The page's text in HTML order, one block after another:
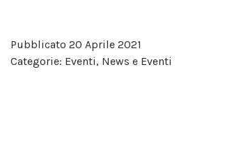
Pubblicato 20 Aprile 2021
Categorie: Eventi, News e Eventi